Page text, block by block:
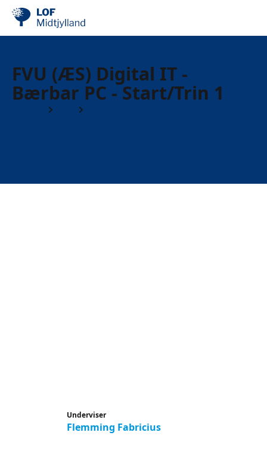
FVU (ÆS) Digital IT -
Bærbar PC - Start/Trin 1
Underviser
Flemming Fabricius